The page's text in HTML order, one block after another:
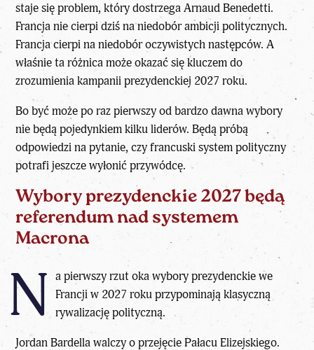
staje się problem, który dostrzega Arnaud Benedetti.
Francja nie cierpi dziś na niedobór ambicji politycznych.
Francja cierpi na niedobór oczywistych następców. A
właśnie ta różnica może okazać się kluczem do
zrozumienia kampanii prezydenckiej 2027 roku.
Bo być może po raz pierwszy od bardzo dawna wybory
nie będą pojedynkiem kilku liderów. Będą próbą
odpowiedzi na pytanie, czy francuski system polityczny
potrafi jeszcze wyłonić przywódcę.
Wybory prezydenckie 2027 będą
referendum nad systemem
Macrona
N a pierwszy rzut oka wybory prezydenckie we
Francji w 2027 roku przypominają klasyczną
rywalizację polityczną.
Jordan Bardella walczy o przejęcie Pałacu Elizejskiego.